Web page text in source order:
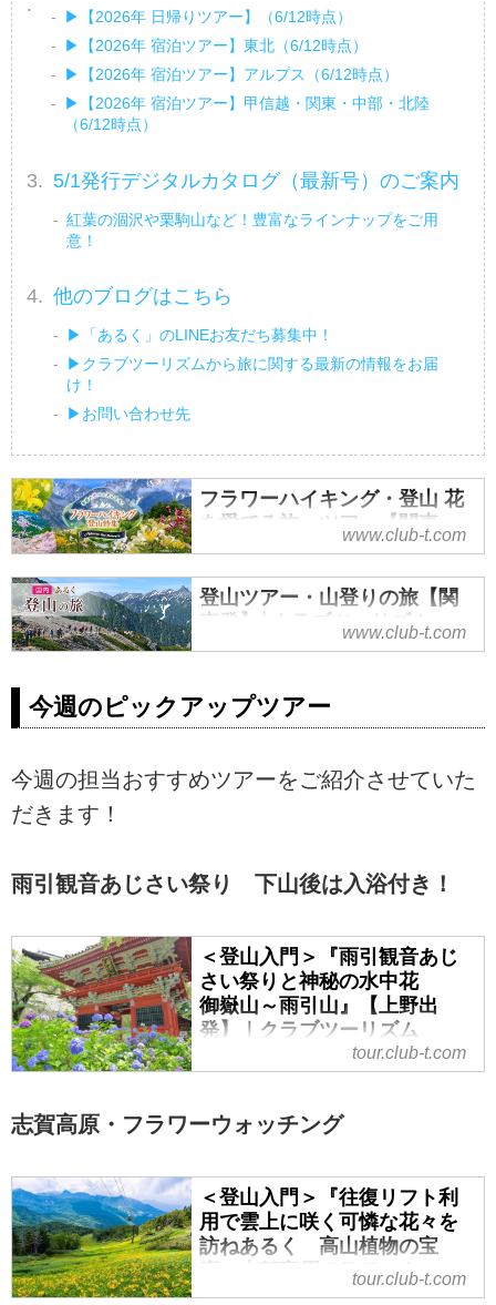
▶【2026年 日帰りツアー】（6/12時点）
▶【2026年 宿泊ツアー】東北（6/12時点）
▶【2026年 宿泊ツアー】アルプス（6/12時点）
▶【2026年 宿泊ツアー】甲信越・関東・中部・北陸
（6/12時点）
5/1発行デジタルカタログ（最新号）のご案内
紅葉の涸沢や栗駒山など！豊富なラインナップをご用
意！
他のブログはこちら
▶「あるく」のLINEお友だち募集中！
▶クラブツーリズムから旅に関する最新の情報をお届
け！
▶お問い合わせ先
フラワーハイキング・登山 花
を愛でる旅・ツアー【関東
発】│クラブツーリズム
クラブツーリズムの季節の花々と
共にあるくフラワーハイキング・
登山ツアー！チングルマやコマク
の花々を観賞しながらハイキン
www.club-t.com
登山ツアー・山登りの旅【関
東発】│クラブツーリズム
登山ツアー・山登りの旅ならクラ
向けまで多彩なラインナップをご
用意！
www.club-t.com
今週のピックアップツアー
今週の担当おすすめツアーをご紹介させていた
だきます！
雨引観音あじさい祭り 下山後は入浴付き！
＜登山入門＞『雨引観音あじ
さい祭りと神秘の水中花
御嶽山～雨引山』【上野出
発】｜クラブツーリズム
＜登山入門＞『雨引観音あじさい
雨引山』【上野出発】の紹介をし
ています。ツアー・旅行のお申込
tour.club-t.com
志賀高原・フラワーウォッチング
＜登山入門＞『往復リフト利
用で雲上に咲く可憐な花々を
訪ねあるく 高山植物の宝
庫 志賀高原フラワーウォッ
チング 2日間』【東京・上
tour.club-t.com